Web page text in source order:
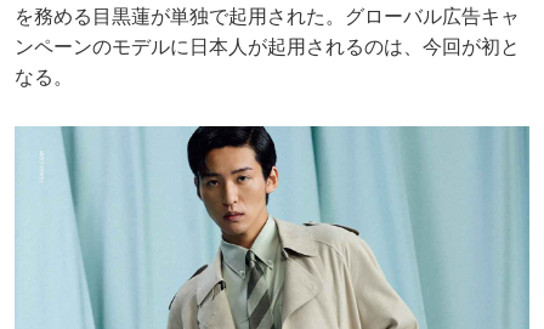
を務める目黒蓮が単独で起用された。グローバル広告キャ
ンペーンのモデルに日本人が起用されるのは、今回が初と
なる。